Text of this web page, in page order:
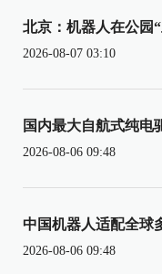
北京：机器人在公园
2026-08-07 03:10
国内最大自航式纯电
2026-08-06 09:48
中国机器人适配全球
2026-08-06 09:48